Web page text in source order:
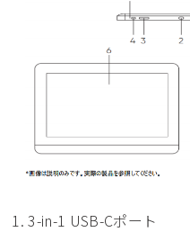
1. 3-in-1 USB-Cポート